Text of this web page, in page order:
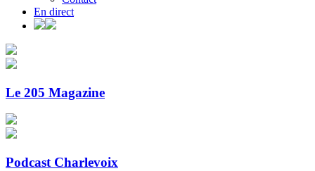
En direct
Le 205 Magazine
Podcast Charlevoix